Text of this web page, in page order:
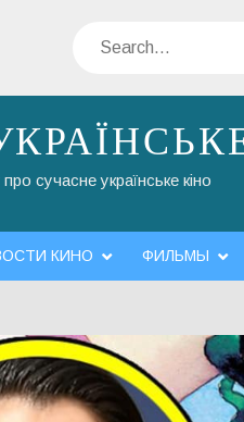
Search
сучасне українське кіно
КИНО ФИЛЬМЫ